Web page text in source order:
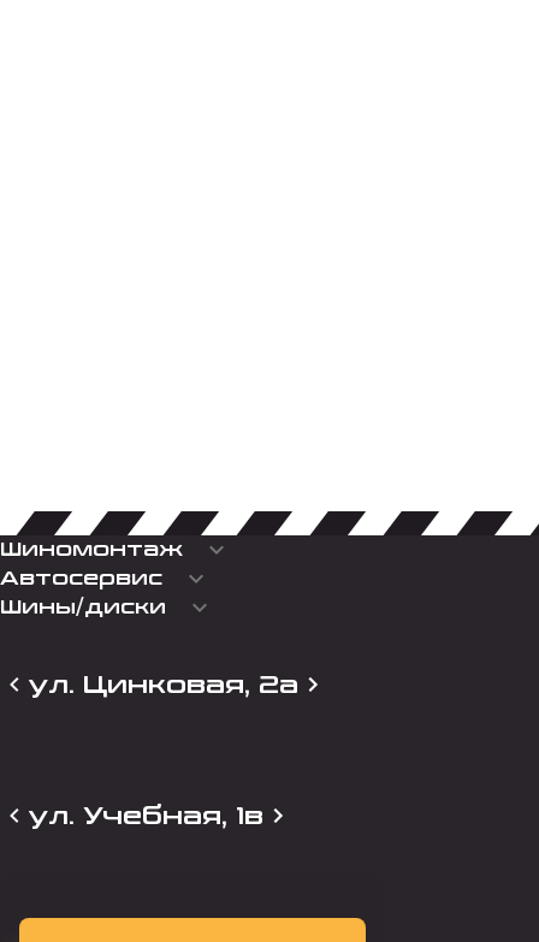
Шиномонтаж keyboard_arrow_down
Автосервис keyboard_arrow_down
Шины/диски keyboard_arrow_down
ул. Цинковая, 2а
ул. Учебная, 1в